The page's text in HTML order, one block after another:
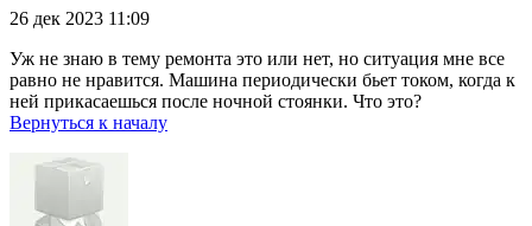
26 дек 2023 11:09
Уж не знаю в тему ремонта это или нет, но ситуация мне все
равно не нравится. Машина периодически бьет током, когда к
ней прикасаешься после ночной стоянки. Что это?
Вернуться к началу